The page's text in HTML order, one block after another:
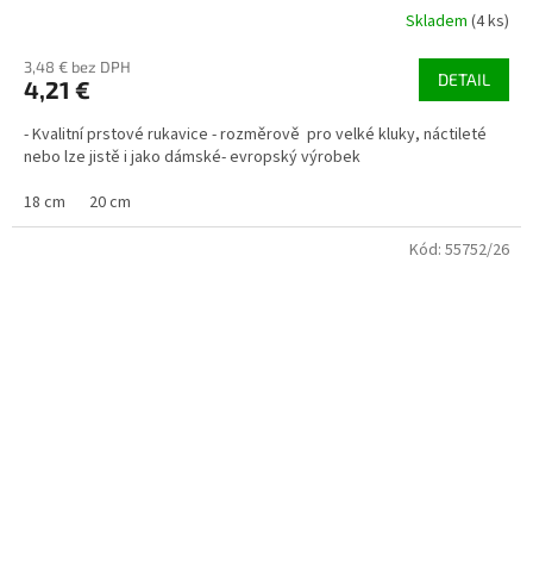
Skladem (4 ks)
3,48 € bez DPH
4,21 € DETAIL
- Kvalitní prstové rukavice - rozměrově pro velké kluky, náctileté
nebo lze jistě i jako dámské- evropský výrobek
18 cm
20 cm
Kód: 55752/26